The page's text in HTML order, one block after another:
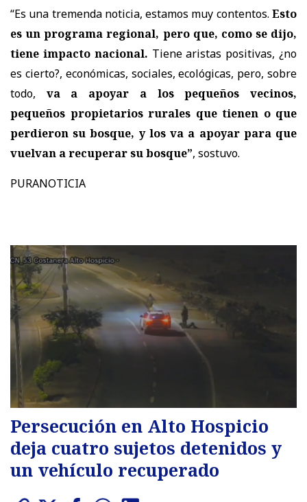
“Es una tremenda noticia, estamos muy contentos. Esto
es un programa regional, pero que, como se dijo,
tiene impacto nacional. Tiene aristas positivas, ¿no
es cierto?, económicas, sociales, ecológicas, pero, sobre
todo, va a apoyar a los pequeños vecinos,
pequeños propietarios rurales que tienen o que
perdieron su bosque, y los va a apoyar para que
vuelvan a recuperar su bosque”, sostuvo.
PURANOTICIA
Persecución en Alto Hospicio
deja cuatro sujetos detenidos y
un vehículo recuperado